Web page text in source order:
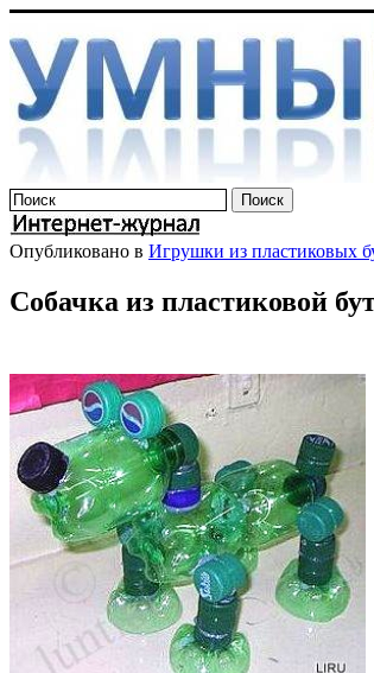
Опубликовано в Игрушки из пластиковых
Собачка из пластиковой